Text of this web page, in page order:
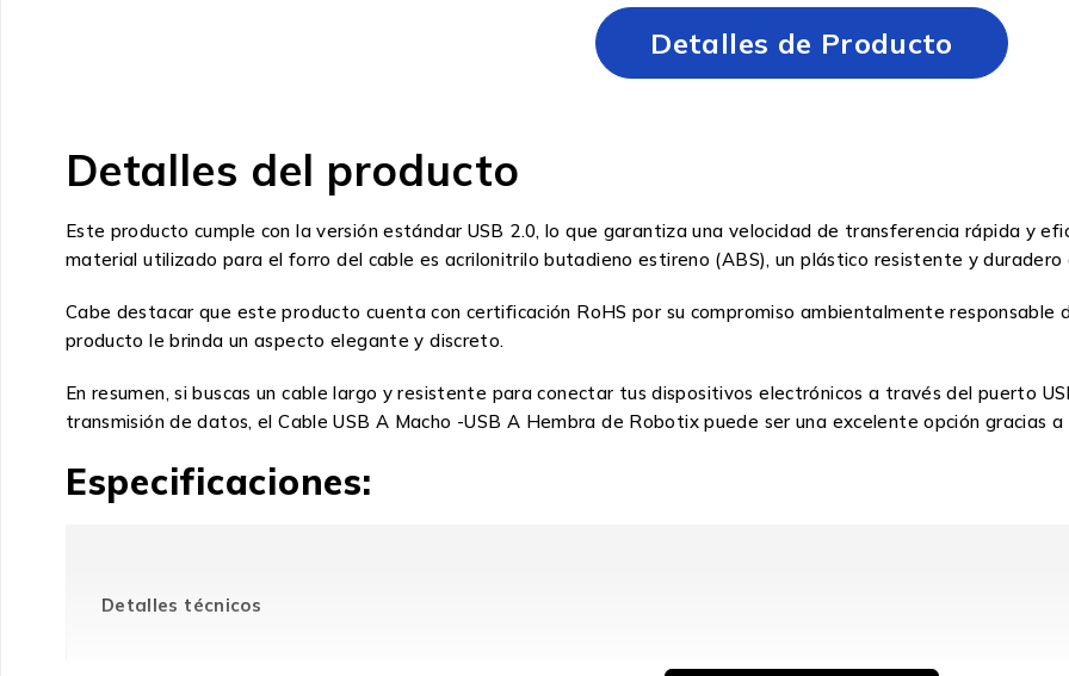
Detalles de Producto
Detalles del producto
Este producto cumple con la versión estándar USB 2.0, lo que garantiza una velocidad de transferencia rápida y
material utilizado para el forro del cable es acrilonitrilo butadieno estireno (ABS), un plástico resistente y
Cabe destacar que este producto cuenta con certificación RoHS por su compromiso ambientalmente
producto le brinda un aspecto elegante y discreto.
En resumen, si buscas un cable largo y resistente para conectar tus dispositivos electrónicos a través del puerto
transmisión de datos, el Cable USB A Macho -USB A Hembra de Robotix puede ser una excelente opción gracias
Especificaciones:
Detalles técnicos